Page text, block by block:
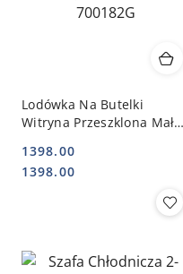
Lodówka Na Butelki
Witryna Przeszklona Mała
BARTSCHER 700182G
Cena:
1398.00
Cena:
1398.00